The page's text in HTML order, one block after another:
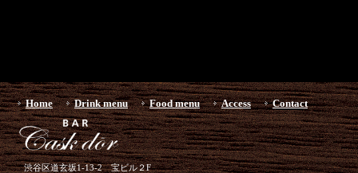
Home Drink menu Food menu Access Contact
渋谷区道玄坂1-13-2 宝ビル２F